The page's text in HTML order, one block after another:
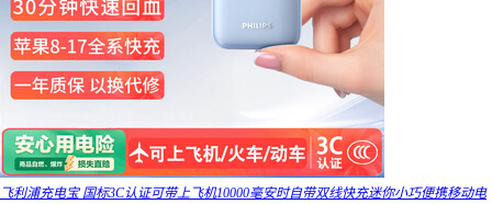
飞利浦充电宝 国标3C认证可带上飞机10000毫安时自带双线快充迷你小巧便携移动电